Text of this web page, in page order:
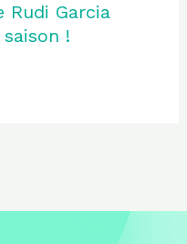
Rudi Garcia
!